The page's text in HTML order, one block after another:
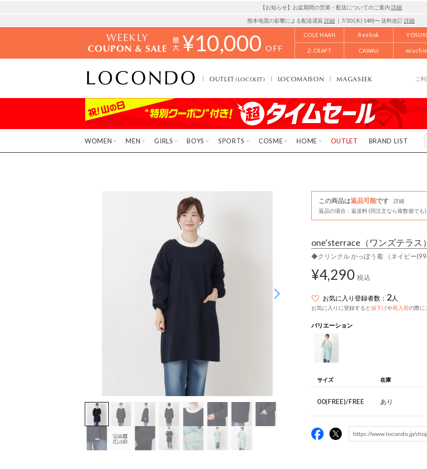
【お知らせ】お盆期間の営業・配送についてのご案内 詳細
熊本地震の影響による配送遅延 詳細 ｜7/30 (木) 14時〜 送料改訂詳細
WEEKLY
COUPON & SALE ¥10,000 OFF
COLE HAAN Reebok
Z-CRAFT CAWAII
OUTLET(LOCOLET) LOCOMAISON MAGASEEK ご
WOMEN MEN GIRLS BOYS SPORTS COSME HOME OUTLET BRAND LIST
この商品は返品可能です
詳細
返品の場合：返送料 (同注文なら複数個でも
one'sterrace （ワンズテラス）
◆クリンクル かっぽう着 （ネイビー
¥4,290 税込
お気に入り登録者数： 2人
お気に入りに登録すると値下げや再入荷の際に
バリエーション
サイズ 在庫
00(FREE)/FREE あり